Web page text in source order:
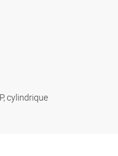
cylindrique